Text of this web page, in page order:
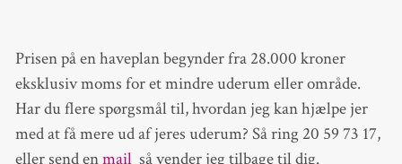
Prisen på en haveplan begynder fra 28.000 kroner
eksklusiv moms for et mindre uderum eller område.
Har du flere spørgsmål til, hvordan jeg kan hjælpe jer
med at få mere ud af jeres uderum? Så ring 20 59 73 17,
eller send enmail så vender jeg tilbage til dig.